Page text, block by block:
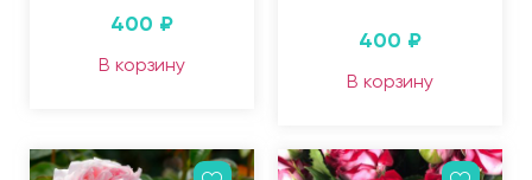
400 ₽
В корзину
400 ₽
В корзину